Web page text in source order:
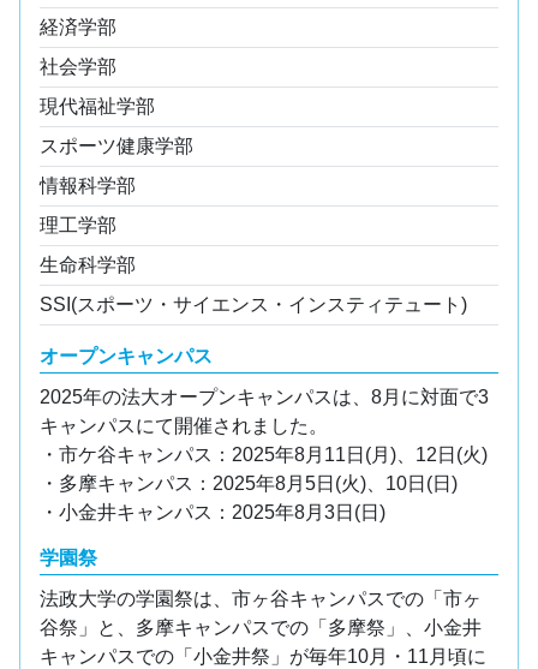
経済学部
社会学部
現代福祉学部
スポーツ健康学部
情報科学部
理工学部
生命科学部
SSI(スポーツ・サイエンス・インスティテュート)
オープンキャンパス
2025年の法大オープンキャンパスは、8月に対面で3
キャンパスにて開催されました。
・市ケ谷キャンパス：2025年8月11日(月)、12日(火)
・多摩キャンパス：2025年8月5日(火)、10日(日)
・小金井キャンパス：2025年8月3日(日)
学園祭
法政大学の学園祭は、市ヶ谷キャンパスでの「市ヶ
谷祭」と、多摩キャンパスでの「多摩祭」、小金井
キャンパスでの「小金井祭」が毎年10月・11月頃に